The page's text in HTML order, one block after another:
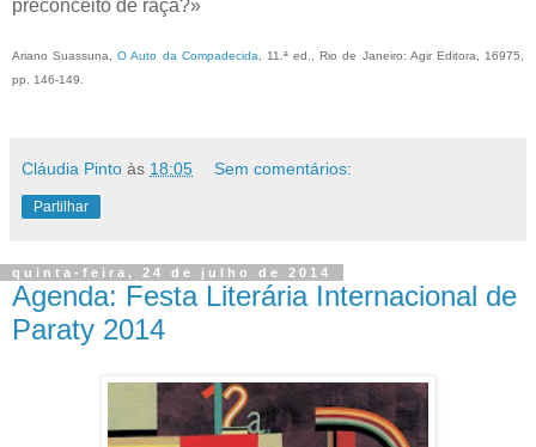
preconceito de raça?»
Ariano Suassuna,O Auto da Compadecida , 11.ª ed., Rio de Janeiro: Agir Editora, 16975,
pp. 146-149.
Cláudia Pinto às 18:05 Sem comentários:
Partilhar
quinta-feira, 24 de julho de 2014
Agenda: Festa Literária Internacional de
Paraty 2014